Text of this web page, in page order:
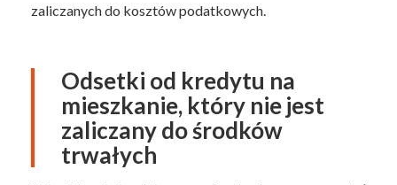
zaliczanych do kosztów podatkowych.
Odsetki od kredytu na
mieszkanie, który nie jest
zaliczany do środków
trwałych